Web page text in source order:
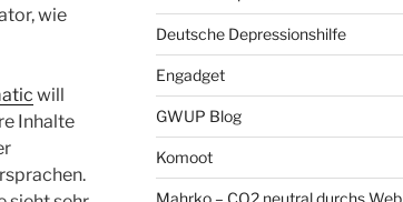
wie
will
Inhalte
Deutsche Depressionshilfe
Engadget
GWUP Blog
Komoot
Mahrko – CO2 neutral durchs Web